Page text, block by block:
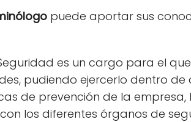
puede aportar sus
es un cargo para el
pudiendo ejercerlo dentro de
de prevención de la
los diferentes órganos de